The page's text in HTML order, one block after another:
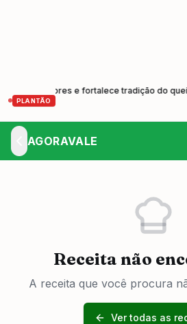
PLANTÃO
produtores e fortalece tradição do queijo
AGORAVALE
Receita não
A receita que você procura
Ver todas as